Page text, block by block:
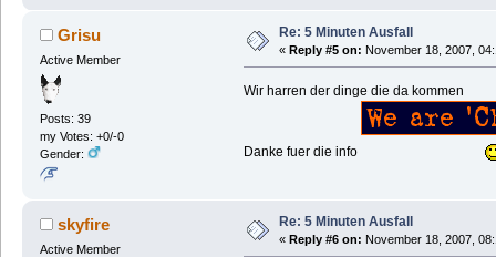
Grisu
Active Member
Posts: 39
my Votes: +0/-0
Gender:
Re: 5 Minuten Ausfall
« Reply #5 on: November 18, 2007,
Wir harren der dinge die da kommen
Danke fuer die info
skyfire
Active Member
Re: 5 Minuten Ausfall
« Reply #6 on: November 18, 2007,